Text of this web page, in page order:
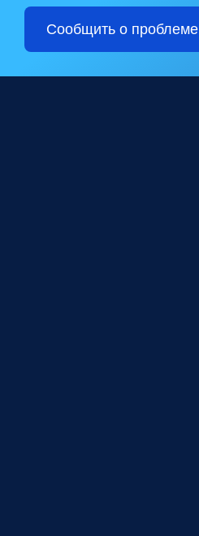
Сообщить о проблеме